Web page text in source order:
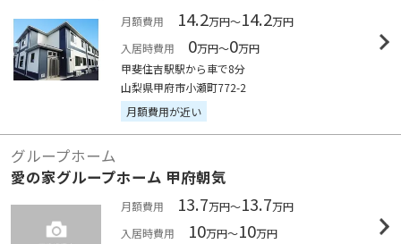
月額費用 14.2万円～14.2万円
入居時費用
0万円～0万円
甲斐住吉駅駅から車で8分
山梨県甲府市小瀬町772-2
月額費用が近い
グループホーム
愛の家グループホーム 甲府朝気
月額費用 13.7万円～13.7万円
入居時費用
10万円～10万円